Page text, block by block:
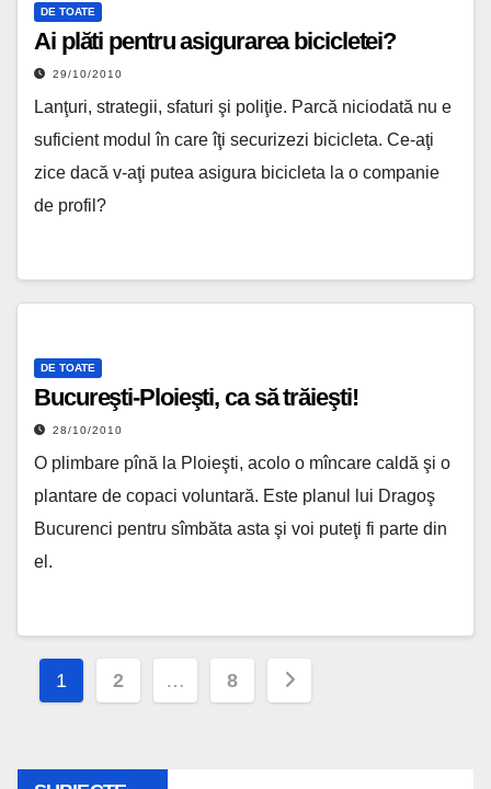
DE TOATE
Ai plăti pentru asigurarea bicicletei?
29/10/2010
Lanţuri, strategii, sfaturi şi poliţie. Parcă niciodată nu e
suficient modul în care îţi securizezi bicicleta. Ce-aţi
zice dacă v-aţi putea asigura bicicleta la o companie
de profil?
DE TOATE
Bucureşti-Ploieşti, ca să trăieşti!
28/10/2010
O plimbare pînă la Ploieşti, acolo o mîncare caldă şi o
plantare de copaci voluntară. Este planul lui Dragoş
Bucurenci pentru sîmbăta asta şi voi puteţi fi parte din
el.
Paginație
1 2 … 8